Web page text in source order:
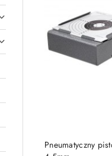
Pneumatyczny